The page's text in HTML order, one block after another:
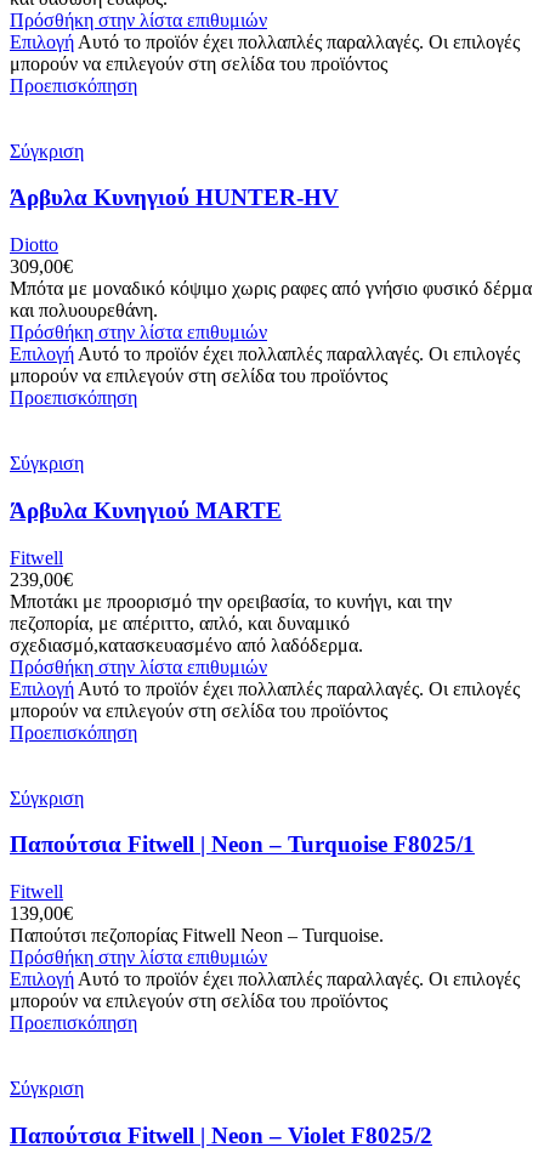
Πρόσθήκη στην λίστα επιθυμιών
Επιλογή Αυτό το προϊόν έχει πολλαπλές παραλλαγές. Οι επιλογές
μπορούν να επιλεγούν στη σελίδα του προϊόντος
Προεπισκόπηση
Σύγκριση
Άρβυλα Κυνηγιού HUNTER-HV
Diotto
309,00€
Μπότα με μοναδικό κόψιμo χωρις ραφες από γνήσιο φυσικό δέρμα
και πολυουρεθάνη.
Πρόσθήκη στην λίστα επιθυμιών
Επιλογή Αυτό το προϊόν έχει πολλαπλές παραλλαγές. Οι επιλογές
μπορούν να επιλεγούν στη σελίδα του προϊόντος
Προεπισκόπηση
Σύγκριση
Άρβυλα Κυνηγιού MARTE
Fitwell
239,00€
Μποτάκι με προορισμό την ορειβασία, το κυνήγι, και την
πεζοπορία, με απέριττο, απλό, και δυναμικό
σχεδιασμό,κατασκευασμένο από λαδόδερμα.
Πρόσθήκη στην λίστα επιθυμιών
Επιλογή Αυτό το προϊόν έχει πολλαπλές παραλλαγές. Οι επιλογές
μπορούν να επιλεγούν στη σελίδα του προϊόντος
Προεπισκόπηση
Σύγκριση
Παπούτσια Fitwell | Neon – Turquoise F8025/1
Fitwell
139,00€
Παπούτσι πεζοπορίας Fitwell Neon – Turquoise.
Πρόσθήκη στην λίστα επιθυμιών
Επιλογή Αυτό το προϊόν έχει πολλαπλές παραλλαγές. Οι επιλογές
μπορούν να επιλεγούν στη σελίδα του προϊόντος
Προεπισκόπηση
Σύγκριση
Παπούτσια Fitwell | Neon – Violet F8025/2